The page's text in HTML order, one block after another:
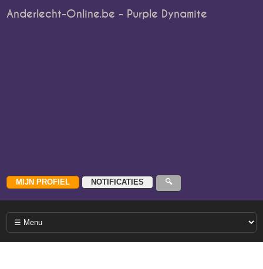
Anderlecht-Online.be - Purple Dynamite